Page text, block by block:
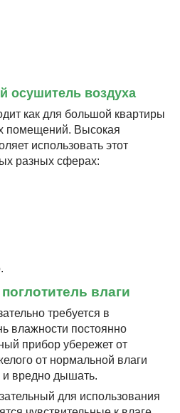
воздуха
как для большой квартиры
помещений. Высокая
использовать этот
разных сферах:
влаги
требуется в
влажности постоянно
прибор убережет от
от нормальной влаги
и вредно дышать.
для использования